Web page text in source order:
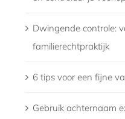
Dwingende controle:
familierechtpraktijk
6 tips voor een fijne
Gebruik achternaam